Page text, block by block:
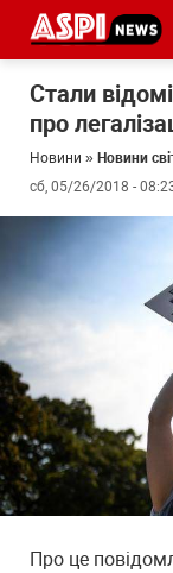
Стали
про
Новини » Новини
сб, 05/26/2018 -
Про це
#боротьба
з
корупцією